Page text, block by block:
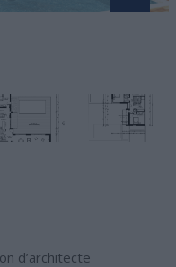
d’architecte